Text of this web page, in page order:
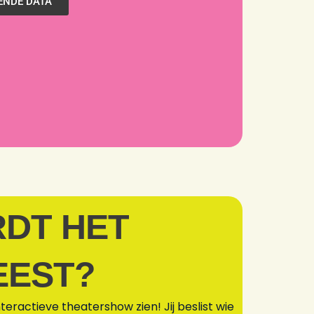
HET
theatershow zien! Jij beslist wie